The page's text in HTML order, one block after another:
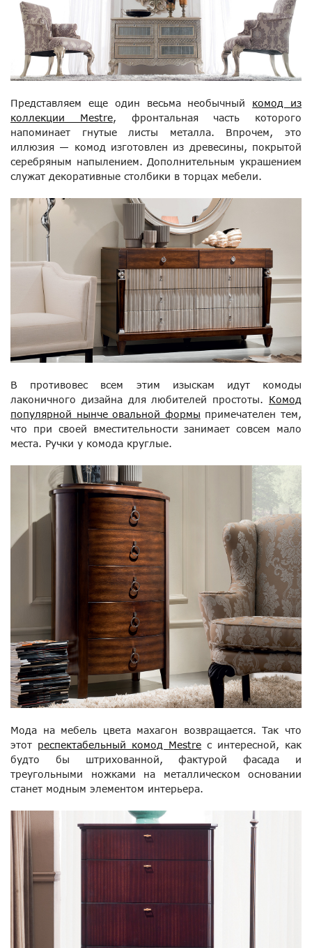
Представляем еще один весьма необычный комод из
коллекции Mestre, фронтальная часть которого
напоминает гнутые листы металла. Впрочем, это
иллюзия — комод изготовлен из древесины, покрытой
серебряным напылением. Дополнительным украшением
служат декоративные столбики в торцах мебели.
В противовес всем этим изыскам идут комоды
лаконичного дизайна для любителей простоты. Комод
популярной нынче овальной формы примечателен тем,
что при своей вместительности занимает совсем мало
места. Ручки у комода круглые.
Мода на мебель цвета махагон возвращается. Так что
этот респектабельный комод Mestre с интересной, как
будто бы штрихованной, фактурой фасада и
треугольными ножками на металлическом основании
станет модным элементом интерьера.